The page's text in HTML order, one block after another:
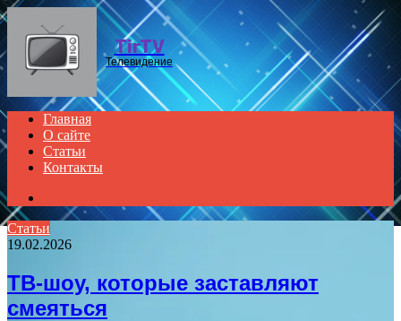
Menu
TirTV
Телевидение
Главная
О сайте
Статьи
Контакты
Статьи
19.02.2026
ТВ-шоу, которые заставляют
смеяться